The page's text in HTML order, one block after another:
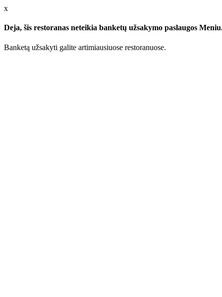
x
Deja, šis restoranas neteikia banketų užsakymo paslaugos
Banketą užsakyti galite artimiausiuose restoranuose.